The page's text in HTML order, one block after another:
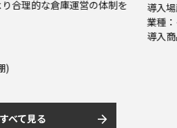
ター
システム
すべて見る arrow_forward